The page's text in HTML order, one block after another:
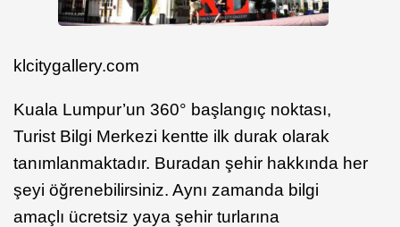
klcitygallery.com
Kuala Lumpur’un 360° başlangıç noktası,
Turist Bilgi Merkezi kentte ilk durak olarak
tanımlanmaktadır. Buradan şehir hakkında her
şeyi öğrenebilirsiniz. Aynı zamanda bilgi
amaçlı ücretsiz yaya şehir turlarına